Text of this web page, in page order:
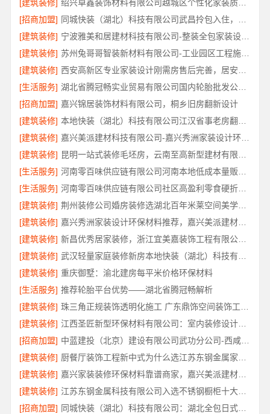
[建筑装修]
绍兴卓鑫装饰材料有限公司越城区个性化家装质量有保障
[招商加盟]
[建筑装修]
宁波雅美和居建材科技有限公司-整装全包家装设计厨卫改造
[建筑装修]
苏州兔哥哥智装新材料有限公司-工业园区工程施工二手房全包服务
[建筑装修]
[生活服务]
湖北省腾冠畅实业贸易有限公司国内轮胎批发公司流程详解
[招商加盟] 嘉兴锦居装饰材料有限公司，桐乡旧房翻新设计
[建筑装修]
[建筑装修]
嘉兴美派建材科技有限公司-嘉兴秀洲家装设计环保材料推荐
[建筑装修]
[生活服务]
[生活服务]
河南零百味供应链有限公司社区高盈利零食硬折扣全域盈利
[建筑装修]
荆州装修公司婚房装修选湖北百年米莱空间美学装饰材料有限公司
[建筑装修]
嘉兴秀洲家装设计环保材料推荐，嘉兴美派建材科技靠谱
[建筑装修]
新昌优秀居家装修，浙江宜美嘉装饰工程有限公司匠心品质
[建筑装修]
[建筑装修] 重庆御墅：渝北建房每平米价格环保材料
[生活服务] 推荐轮胎平台优势——湖北省腾冠畅解析
[建筑装修]
[建筑装修]
江西圣匠新型环保材料有限公司：室内装修设计与施工专家
[招商加盟]
中蓝建投（北京）建设有限公司武功分公司-西咸新区全包报价
[建筑装修]
[建筑装修]
嘉兴家装装修环保材料靠谱商家，嘉兴美派建材品质保障
[建筑装修]
江苏东钢金属科技有限公司入选不锈钢橱柜十大品牌
[招商加盟]
同城快装（湖北）科技有限公司：湖北全包日式原木风快速装修